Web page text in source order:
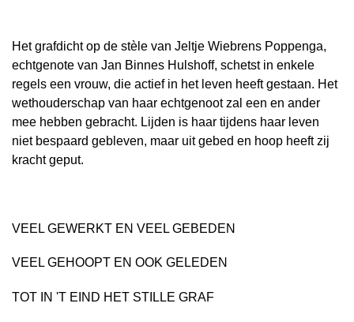
Het grafdicht op de stèle van Jeltje Wiebrens Poppenga,
echtgenote van Jan Binnes Hulshoff, schetst in enkele
regels een vrouw, die actief in het leven heeft gestaan. Het
wethouderschap van haar echtgenoot zal een en ander
mee hebben gebracht. Lijden is haar tijdens haar leven
niet bespaard gebleven, maar uit gebed en hoop heeft zij
kracht geput.
VEEL GEWERKT EN VEEL GEBEDEN
VEEL GEHOOPT EN OOK GELEDEN
TOT IN 'T EIND HET STILLE GRAF